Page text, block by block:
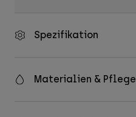
Spezifikation
Materialien & Pflege